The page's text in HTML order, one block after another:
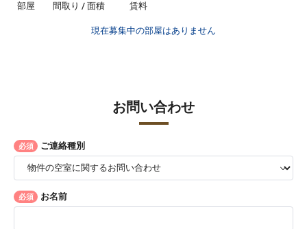
部屋 間取り / 面積 賃料
現在募集中の部屋はありません
お問い合わせ
必須 ご連絡種別
必須 お名前